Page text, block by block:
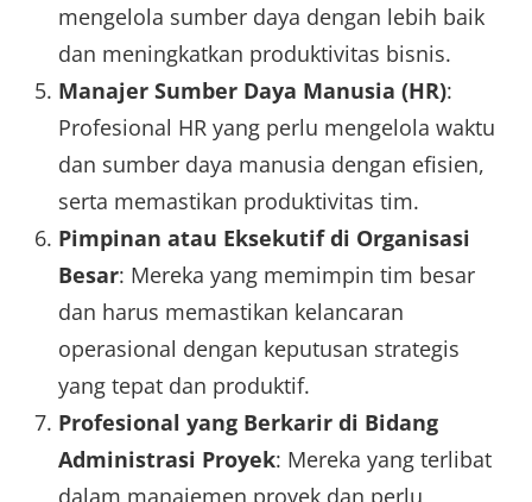
mengelola sumber daya dengan lebih baik
dan meningkatkan produktivitas bisnis.
Manajer Sumber Daya Manusia (HR):
Profesional HR yang perlu mengelola waktu
dan sumber daya manusia dengan efisien,
serta memastikan produktivitas tim.
Pimpinan atau Eksekutif di Organisasi
Besar: Mereka yang memimpin tim besar
dan harus memastikan kelancaran
operasional dengan keputusan strategis
yang tepat dan produktif.
Profesional yang Berkarir di Bidang
Administrasi Proyek: Mereka yang terlibat
dalam manajemen proyek dan perlu